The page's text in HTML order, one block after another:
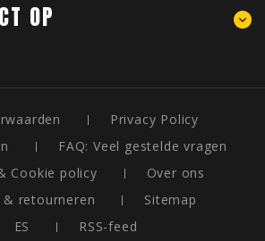
OP
Privacy Policy
FAQ: Veel gestelde vragen
Cookie policy
Over ons
& retourneren
Sitemap
ES
RSS-feed